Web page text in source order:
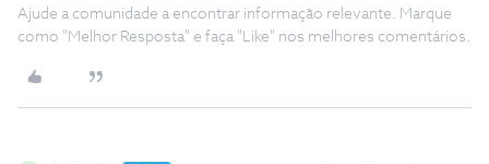
Ajude a comunidade a encontrar informação relevante. Marque
como "Melhor Resposta" e faça "Like" nos melhores comentários.